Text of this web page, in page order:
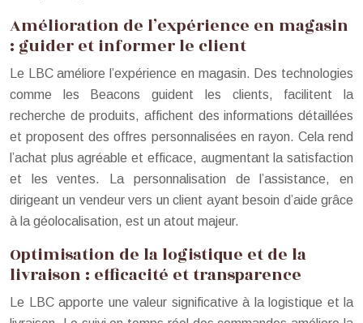
Amélioration de l’expérience en magasin
: guider et informer le client
Le LBC améliore l’expérience en magasin. Des technologies
comme les Beacons guident les clients, facilitent la
recherche de produits, affichent des informations détaillées
et proposent des offres personnalisées en rayon. Cela rend
l’achat plus agréable et efficace, augmentant la satisfaction
et les ventes. La personnalisation de l’assistance, en
dirigeant un vendeur vers un client ayant besoin d’aide grâce
à la géolocalisation, est un atout majeur.
Optimisation de la logistique et de la
livraison : efficacité et transparence
Le LBC apporte une valeur significative à la logistique et la